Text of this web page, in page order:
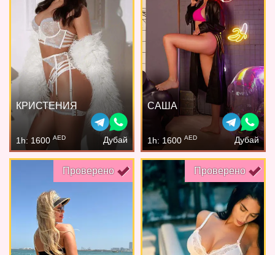
КРИСТЕНИЯ
1h: 1600 AED Дубай
САША
1h: 1600 AED Дубай
Проверено Проверено